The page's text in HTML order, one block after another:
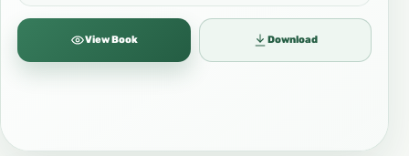
View Book Download